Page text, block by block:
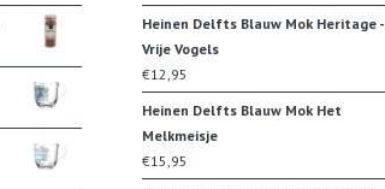
Heinen Delfts Blauw Mok Heritage -
Vrije Vogels
€12,95
Heinen Delfts Blauw Mok Het
Melkmeisje
€15,95